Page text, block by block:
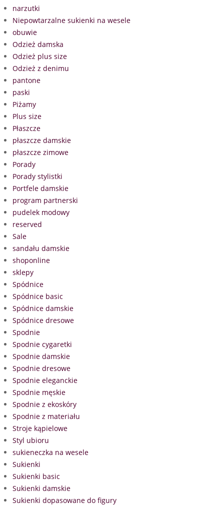
narzutki
Niepowtarzalne sukienki na wesele
obuwie
Odzież damska
Odzież plus size
Odzież z denimu
pantone
paski
Piżamy
Plus size
Płaszcze
płaszcze damskie
płaszcze zimowe
Porady
Porady stylistki
Portfele damskie
program partnerski
pudelek modowy
reserved
Sale
sandału damskie
shoponline
sklepy
Spódnice
Spódnice basic
Spódnice damskie
Spódnice dresowe
Spodnie
Spodnie cygaretki
Spodnie damskie
Spodnie dresowe
Spodnie eleganckie
Spodnie męskie
Spodnie z ekoskóry
Spodnie z materiału
Stroje kąpielowe
Styl ubioru
sukieneczka na wesele
Sukienki
Sukienki basic
Sukienki damskie
Sukienki dopasowane do figury